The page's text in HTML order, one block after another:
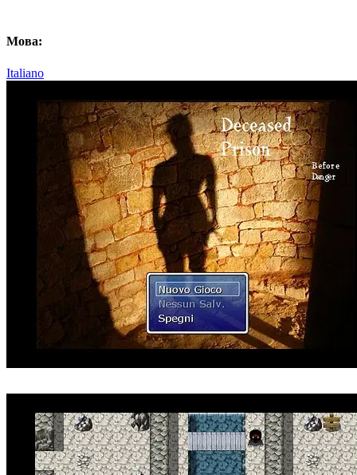
Мова:
Italiano